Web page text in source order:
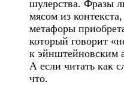
шулерства. Фразы
мясом из
метафоры
который говорит
к эйнштейновским
А если читать как
что.